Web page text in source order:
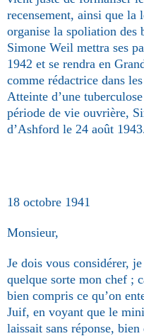
recensement, ainsi que
organise la spoliation des
Simone Weil mettra ses
1942 et se rendra en
comme rédactrice dans
Atteinte d’une
période de vie ouvrière,
d’Ashford le 24 août
18 octobre 1941
Monsieur,
Je dois vous considérer,
quelque sorte mon chef ;
bien compris ce qu’on
Juif, en voyant que le
laissait sans réponse,